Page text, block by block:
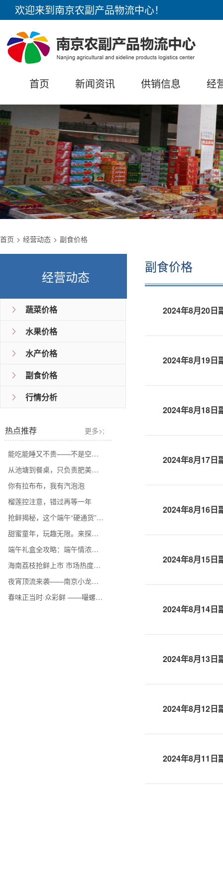
欢迎来到南京农副产品物流中心！
首页 新闻资讯 供销信息 经
首页 经营动态 副食价格
经营动态
蔬菜价格
水果价格
水产价格
副食价格
行情分析
热点推荐 更多>;
能吃能睡又不贵——不是空调开不起，抱着冬瓜更有性价比
从池塘到餐桌，只负责肥美不负责低调
你有拉布布，我有汽泡泡
榴莲控注意，错过再等一年
抢鲜揭秘，这个端午“硬通货”身价大起底
甜蜜童年，玩趣无限。来探秘众彩的糖玩宝藏
端午礼盒全攻略：端午情浓，“粽”有奇遇
海南荔枝抢鲜上市 市场热度持续攀升
夜宵顶流来袭——南京小龙虾鲜香上市
春味正当时·众彩鲜 ——嘬螺蛳、啃刀鱼、剥皮皮虾、吮蛏子，一口咬住整个春天
副食价格
2024年8月20日
2024年8月19日
2024年8月18日
2024年8月17日
2024年8月16日
2024年8月15日
2024年8月14日
2024年8月13日
2024年8月12日
2024年8月11日